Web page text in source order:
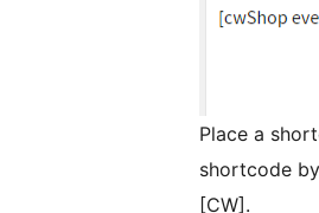
Place a
shortcode
[CW].